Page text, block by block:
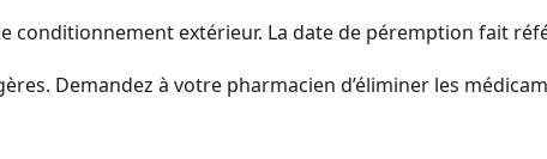
conditionnement extérieur. La date de péremption fait
Demandez à votre pharmacien d’éliminer les